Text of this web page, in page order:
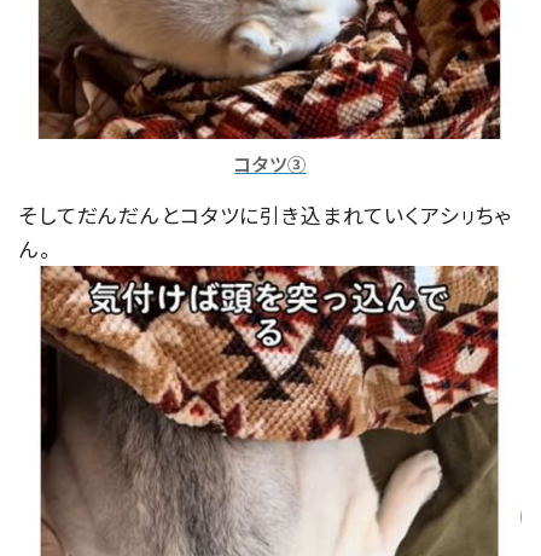
コタツ③
そしてだんだんとコタツに引き込まれていくアシㇼちゃ
ん。